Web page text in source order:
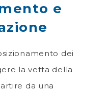
e
dei
la vetta della
da una